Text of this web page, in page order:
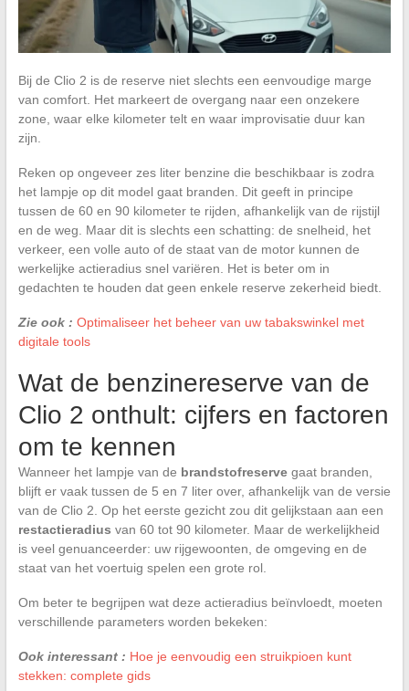
Bij de Clio 2 is de reserve niet slechts een eenvoudige marge
van comfort. Het markeert de overgang naar een onzekere
zone, waar elke kilometer telt en waar improvisatie duur kan
zijn.
Reken op ongeveer zes liter benzine die beschikbaar is zodra
het lampje op dit model gaat branden. Dit geeft in principe
tussen de 60 en 90 kilometer te rijden, afhankelijk van de rijstijl
en de weg. Maar dit is slechts een schatting: de snelheid, het
verkeer, een volle auto of de staat van de motor kunnen de
werkelijke actieradius snel variëren. Het is beter om in
gedachten te houden dat geen enkele reserve zekerheid biedt.
Zie ook : Optimaliseer het beheer van uw tabakswinkel met
digitale tools
Wat de benzinereserve van de
Clio 2 onthult: cijfers en factoren
om te kennen
Wanneer het lampje van de brandstofreservegaat branden,
blijft er vaak tussen de 5 en 7 liter over, afhankelijk van de versie
van de Clio 2. Op het eerste gezicht zou dit gelijkstaan aan een
restactieradius van 60 tot 90 kilometer. Maar de werkelijkheid
is veel genuanceerder: uw rijgewoonten, de omgeving en de
staat van het voertuig spelen een grote rol.
Om beter te begrijpen wat deze actieradius beïnvloedt, moeten
verschillende parameters worden bekeken:
Ook interessant : Hoe je eenvoudig een struikpioen kunt
stekken: complete gids